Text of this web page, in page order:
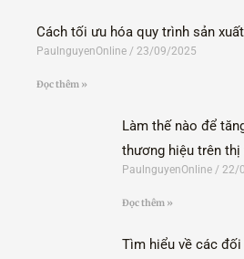
Cách tối ưu hóa quy trình sản
PaulnguyenOnline 23/09/2025
Đọc thêm »
Làm thế nào để
thương hiệu trên
PaulnguyenOnline 22/
Đọc thêm »
Tìm hiểu về các